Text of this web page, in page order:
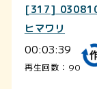
[317]
ヒマワリ
00:03:39
再生回数：90